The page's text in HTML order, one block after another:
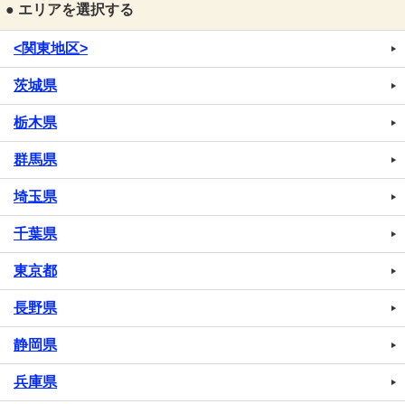
● エリアを選択する
<関東地区>
茨城県
栃木県
群馬県
埼玉県
千葉県
東京都
長野県
静岡県
兵庫県